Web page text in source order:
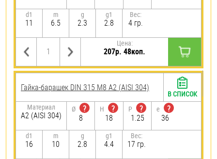
d1
11
m
6.5
g
2.3
g1
2.8
Вес:
4 гр.
Цена:
207р. 48коп.
Гайка-барашек DIN 315 М8 А2 (AISI 304)
Материал
А2 (AISI 304)
Ø
?
8
H
?
18
P
?
1.25
e
?
36
d1
16
m
10
g
2.8
g1
4.4
Вес:
17 гр.
В СПИСОК